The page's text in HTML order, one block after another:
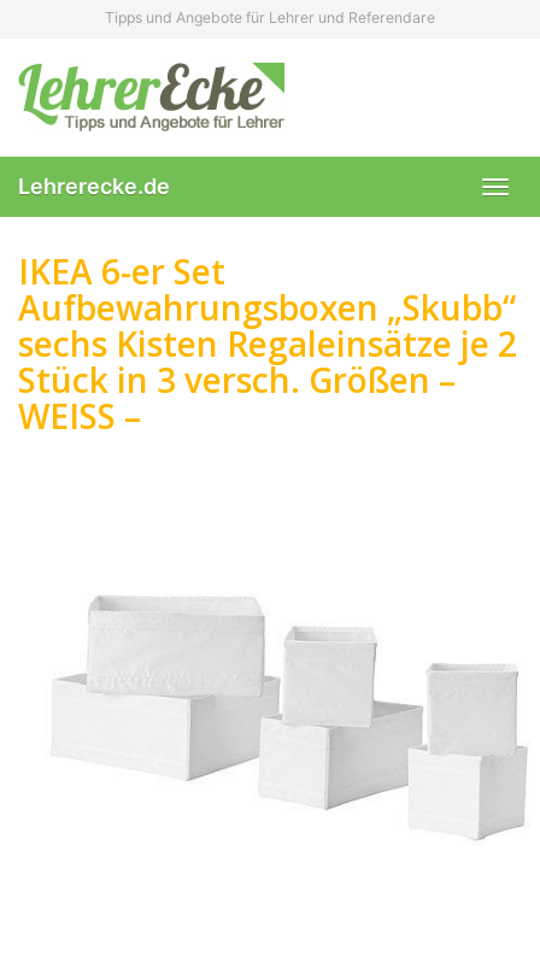
content
Tipps und Angebote für Lehrer und Referendare
Lehrerecke.de
IKEA 6-er Set
Aufbewahrungsboxen „Skubb“
sechs Kisten Regaleinsätze je 2
Stück in 3 versch. Größen –
WEISS –